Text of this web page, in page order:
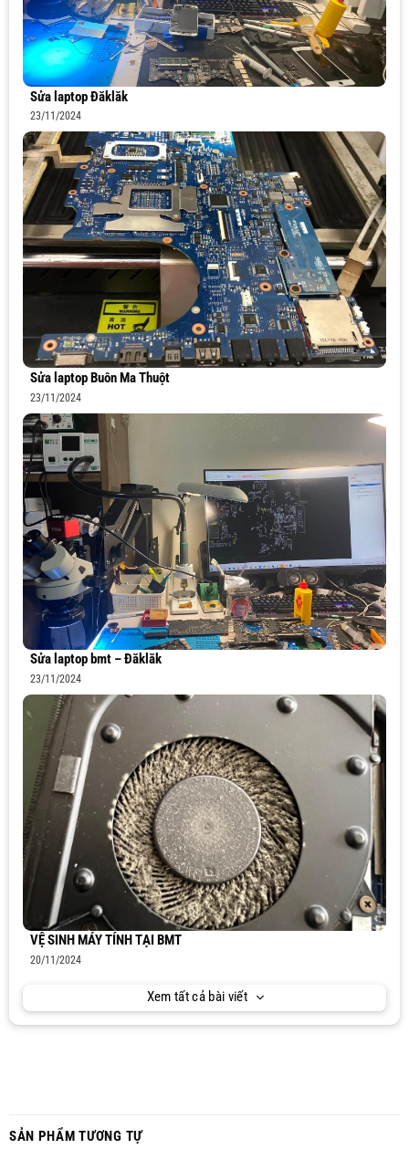
Sửa laptop Đăklăk
23/11/2024
Sửa laptop Buôn Ma Thuột
23/11/2024
Sửa laptop bmt – Đăklăk
23/11/2024
VỆ SINH MÁY TÍNH TẠI BMT
20/11/2024
Xem tất cả bài viết
SẢN PHẨM TƯƠNG TỰ